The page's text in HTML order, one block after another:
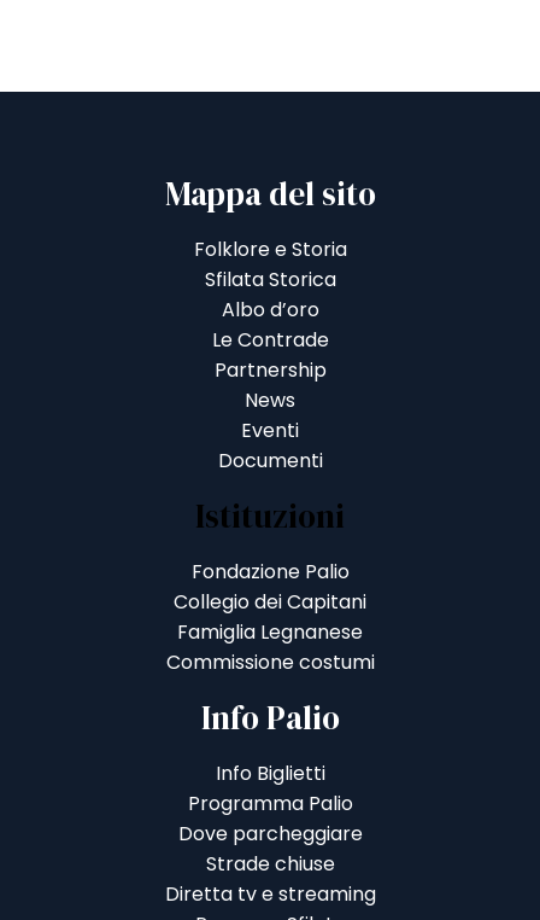
Mappa del sito
Folklore e Storia
Sfilata Storica
Albo d’oro
Le Contrade
Partnership
News
Eventi
Documenti
Istituzioni
Fondazione Palio
Collegio dei Capitani
Famiglia Legnanese
Commissione costumi
Info Palio
Info Biglietti
Programma Palio
Dove parcheggiare
Strade chiuse
Diretta tv e streaming